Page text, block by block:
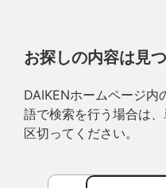
お探しの内容は見
DAIKENホームページ内
語で検索を行う場合は
区切ってください。